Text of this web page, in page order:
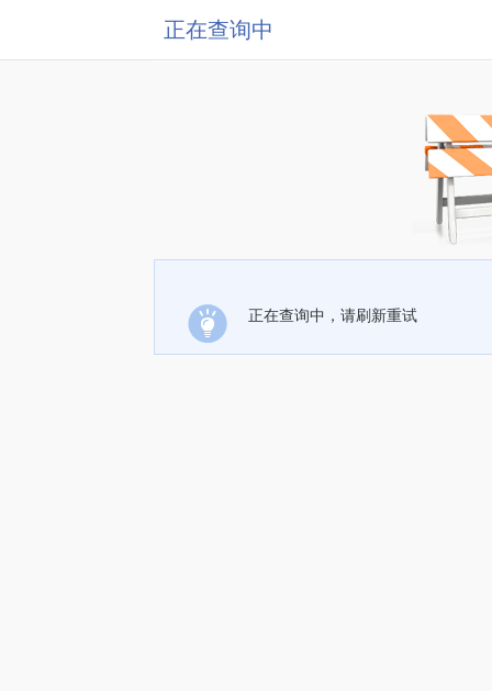
正在查询中
正在查询中，请刷新重试